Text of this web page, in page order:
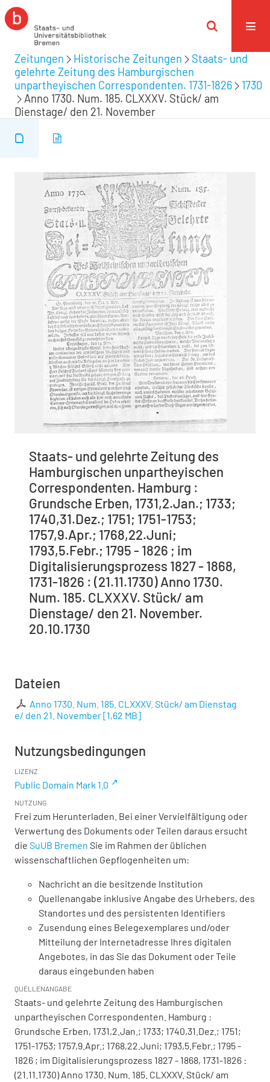
Zeitungen Historische Zeitungen
Staats- und
gelehrte Zeitung des Hamburgischen
unpartheyischen Correspondenten. 1731-1826
1730
Anno 1730. Num. 185. CLXXXV. Stück/ am
Dienstage/ den 21. November
Staats- und gelehrte Zeitung des
Hamburgischen unpartheyischen
Correspondenten. Hamburg :
Grundsche Erben, 1731,2.Jan.; 1733;
1740,31.Dez.; 1751; 1751-1753;
1757,9.Apr.; 1768,22.Juni;
1793,5.Febr.; 1795 - 1826 ; im
Digitalisierungsprozess 1827 - 1868,
1731-1826 : (21.11.1730) Anno 1730.
Num. 185. CLXXXV. Stück/ am
Dienstage/ den 21. November.
20.10.1730
Dateien
Anno 1730. Num. 185. CLXXXV. Stück/ am Dienstag
e/ den 21. November[1,62 MB]
Nutzungsbedingungen
LIZENZ
Public Domain Mark 1.0
NUTZUNG
Frei zum Herunterladen. Bei einer Vervielfältigung oder
Verwertung des Dokuments oder Teilen daraus ersucht
die SuUB Bremen Sie im Rahmen der üblichen
wissenschaftlichen Gepflogenheiten um:
Nachricht an die besitzende Institution
Quellenangabe inklusive Angabe des Urhebers, des
Standortes und des persistenten Identifiers
Zusendung eines Belegexemplares und/oder
Mitteilung der Internetadresse Ihres digitalen
Angebotes, in das Sie das Dokument oder Teile
daraus eingebunden haben
QUELLENANGABE
Staats- und gelehrte Zeitung des Hamburgischen
unpartheyischen Correspondenten. Hamburg :
Grundsche Erben, 1731,2.Jan.; 1733; 1740,31.Dez.; 1751;
1751-1753; 1757,9.Apr.; 1768,22.Juni; 1793,5.Febr.; 1795 -
1826 ; im Digitalisierungsprozess 1827 - 1868, 1731-1826 :
(21.11.1730) Anno 1730. Num. 185. CLXXXV. Stück/ am